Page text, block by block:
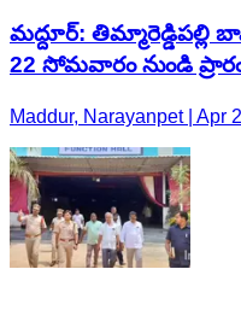
మద్దూర్:
22 సోమవారం నుండి
Maddur, Narayanpet | Apr